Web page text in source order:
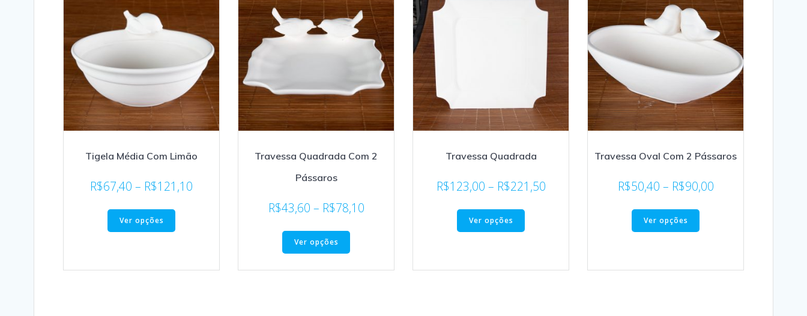
Tigela Média Com Limão
R$67,40 – R$121,10
Ver opções
Travessa Quadrada Com 2
Pássaros
R$43,60 – R$78,10
Ver opções
Travessa Quadrada
R$123,00 – R$221,50
Ver opções
Travessa Oval Com 2 Pássaros
R$50,40 – R$90,00
Ver opções